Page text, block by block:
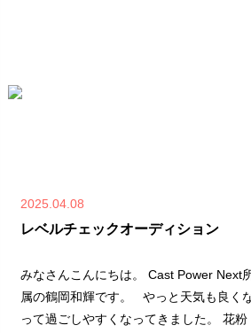
2025.04.08
レベルチェックオーディション
みなさんこんにちは。 Cast Power Next
属の鶴岡和輝です。 やっと天気も良く
って過ごしやすくなってきました。 花粉